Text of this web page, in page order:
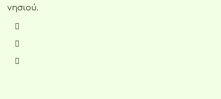
νησιού.